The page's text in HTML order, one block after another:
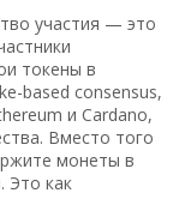
участия — это
токены в
based consensus,
и Cardano,
Вместо того
монеты в
Это как